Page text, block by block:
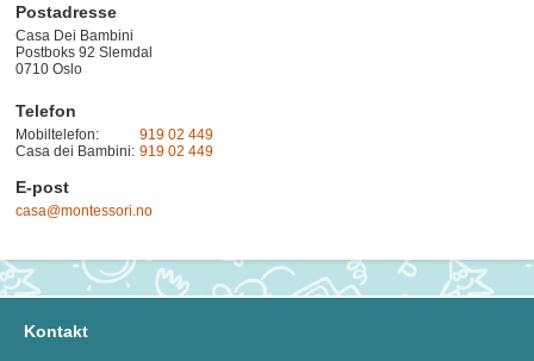
Postadresse
Casa Dei Bambini
Postboks 92 Slemdal
0710 Oslo
Telefon
Mobiltelefon:
919 02 449
Casa dei Bambini: 919 02 449
E-post
casa@montessori.no
Kontakt